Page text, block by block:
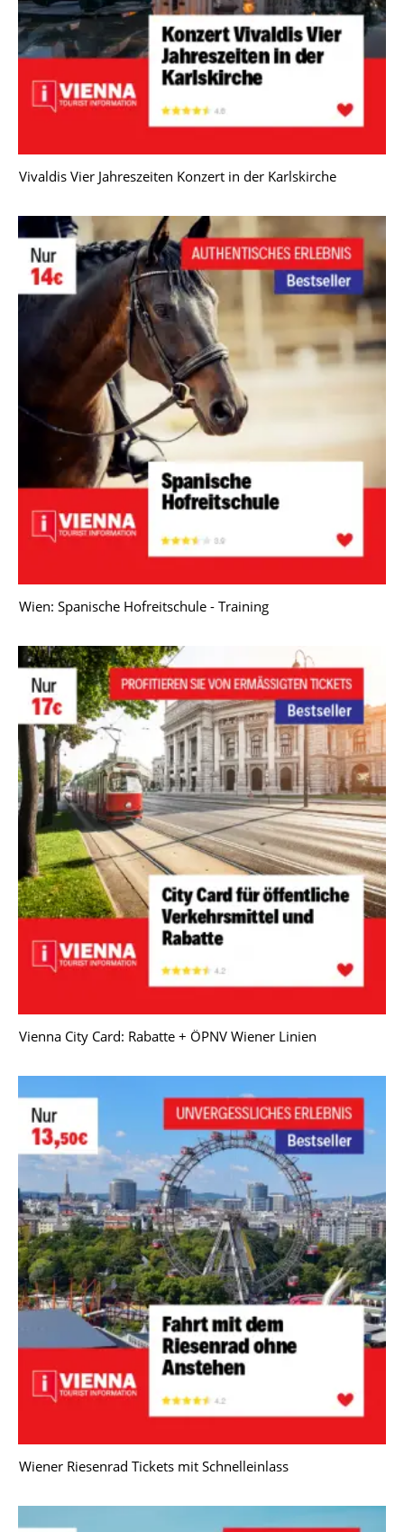
Vivaldis Vier Jahreszeiten Konzert in der Karlskirche
Wien: Spanische Hofreitschule - Training
Vienna City Card: Rabatte + ÖPNV Wiener Linien
Wiener Riesenrad Tickets mit Schnelleinlass